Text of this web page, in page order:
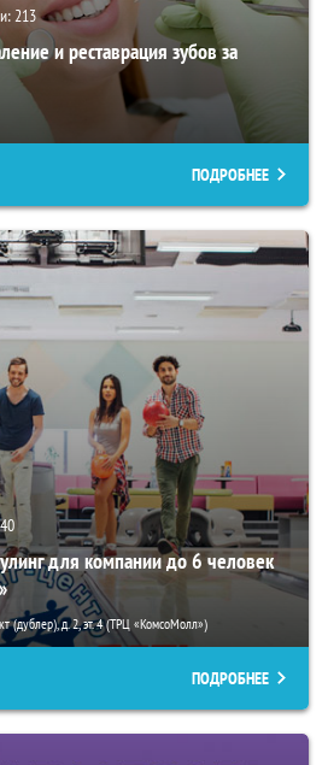
213
и реставрация зубов за
ПОДРОБНЕЕ
40
для компании до 6 человек
(дублер), д. 2, эт. 4 (ТРЦ «КомсоМолл»)
ПОДРОБНЕЕ